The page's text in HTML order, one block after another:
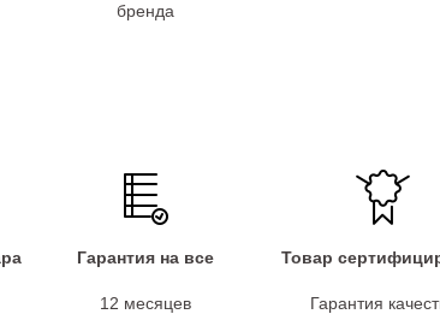
бренда
Гарантия на все
12 месяцев
Товар
Гарантия